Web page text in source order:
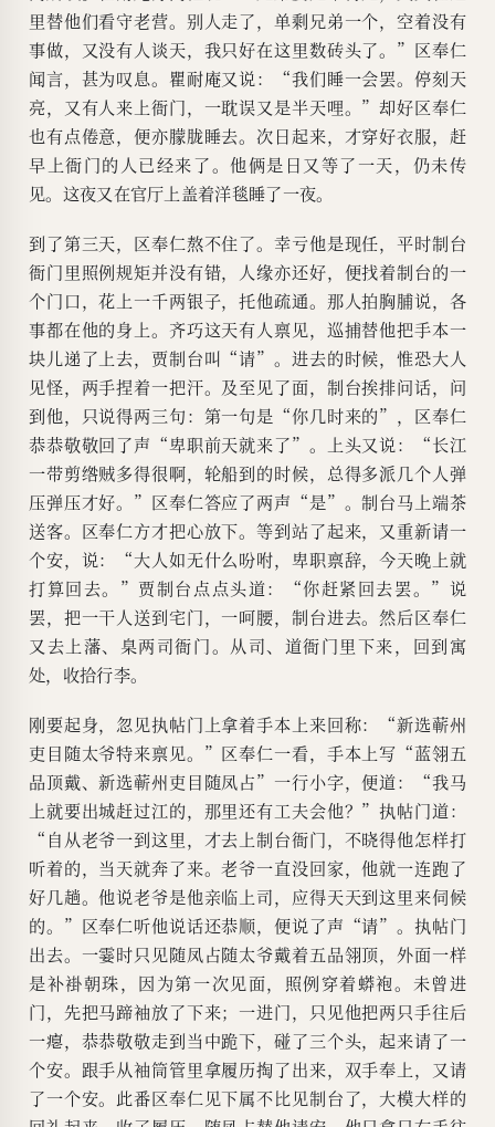
里替他们看守老营。别人走了，单剩兄弟一个，空着没有
事做，又没有人谈天，我只好在这里数砖头了。”区奉仁
闻言，甚为叹息。瞿耐庵又说：“我们睡一会罢。停刻天
亮，又有人来上衙门，一耽误又是半天哩。”却好区奉仁
也有点倦意，便亦朦胧睡去。次日起来，才穿好衣服，赶
早上衙门的人已经来了。他俩是日又等了一天，仍未传
见。这夜又在官厅上盖着洋毯睡了一夜。
到了第三天，区奉仁熬不住了。幸亏他是现任，平时制台
衙门里照例规矩并没有错，人缘亦还好，便找着制台的一
个门口，花上一千两银子，托他疏通。那人拍胸脯说，各
事都在他的身上。齐巧这天有人禀见，巡捕替他把手本一
块儿递了上去，贾制台叫“请”。进去的时候，惟恐大人
见怪，两手捏着一把汗。及至见了面，制台挨排问话，问
到他，只说得两三句：第一句是“你几时来的”，区奉仁
恭恭敬敬回了声“卑职前天就来了”。上头又说：“长江
一带剪绺贼多得很啊，轮船到的时候，总得多派几个人弹
压弹压才好。”区奉仁答应了两声“是”。制台马上端茶
送客。区奉仁方才把心放下。等到站了起来，又重新请一
个安，说：“大人如无什么吩咐，卑职禀辞，今天晚上就
打算回去。”贾制台点点头道：“你赶紧回去罢。”说
罢，把一干人送到宅门，一呵腰，制台进去。然后区奉仁
又去上藩、臬两司衙门。从司、道衙门里下来，回到寓
处，收拾行李。
刚要起身，忽见执帖门上拿着手本上来回称：“新选蕲州
吏目随太爷特来禀见。”区奉仁一看，手本上写“蓝翎五
品顶戴、新选蕲州吏目随凤占”一行小字，便道：“我马
上就要出城赶过江的，那里还有工夫会他？”执帖门道：
“自从老爷一到这里，才去上制台衙门，不晓得他怎样打
听着的，当天就奔了来。老爷一直没回家，他就一连跑了
好几趟。他说老爷是他亲临上司，应得天天到这里来伺候
的。”区奉仁听他说话还恭顺，便说了声“请”。执帖门
出去。一霎时只见随凤占随太爷戴着五品翎顶，外面一样
是补褂朝珠，因为第一次见面，照例穿着蟒袍。未曾进
门，先把马蹄袖放了下来；一进门，只见他把两只手往后
一瘪，恭恭敬敬走到当中跪下，碰了三个头，起来请了一
个安。跟手从袖筒管里拿履历掏了出来，双手奉上，又请
了一个安。此番区奉仁见下属不比见制台了，大模大样的